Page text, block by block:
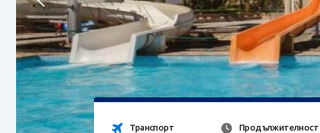
Транспорт Продължителност